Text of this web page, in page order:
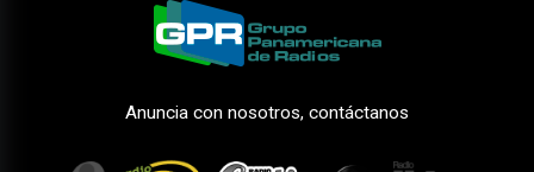
Anuncia con nosotros, contáctanos